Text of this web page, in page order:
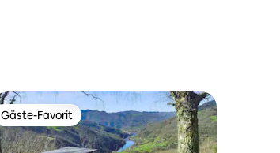
Gäste-Favorit
Gäste-Favorit